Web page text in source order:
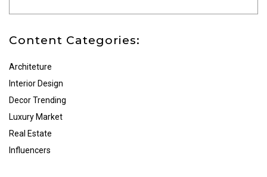
Content Categories:
Architeture
Interior Design
Decor Trending
Luxury Market
Real Estate
Influencers